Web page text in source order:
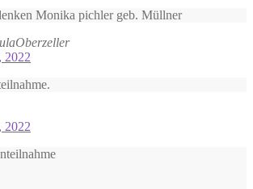
Monika pichler geb. Müllner
2022
2022